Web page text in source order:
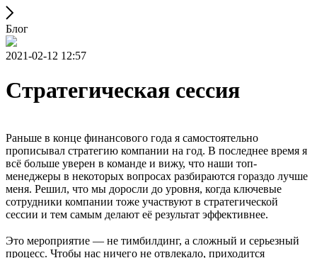
Блог
2021-02-12 12:57
Стратегическая сессия
Раньше в конце финансового года я самостоятельно
прописывал стратегию компании на год. В последнее время я
всё больше уверен в команде и вижу, что наши топ-
менеджеры в некоторых вопросах разбираются гораздо лучше
меня. Решил, что мы доросли до уровня, когда ключевые
сотрудники компании тоже участвуют в стратегической
сессии и тем самым делают её результат эффективнее.
Это мероприятие — не тимбилдинг, а сложный и серьезный
процесс. Чтобы нас ничего не отвлекало, приходится